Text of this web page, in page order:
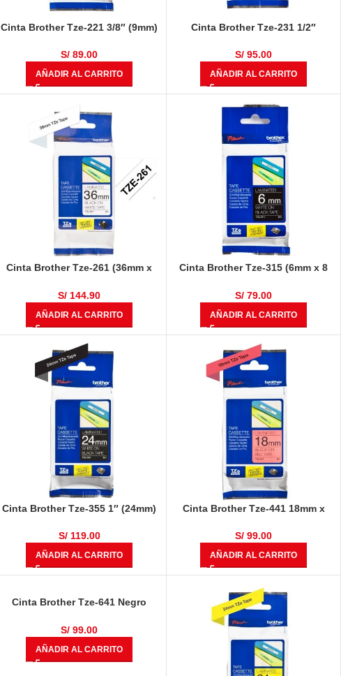
Cinta Brother Tze-221 3/8″ (9mm)
S/ 89.00
AÑADIR AL CARRITO
Cinta Brother Tze-231 1/2″
S/ 95.00
AÑADIR AL CARRITO
Cinta Brother Tze-261 (36mm x
S/ 144.90
AÑADIR AL CARRITO
Cinta Brother Tze-315 (6mm x 8
S/ 79.00
AÑADIR AL CARRITO
Cinta Brother Tze-355 1″ (24mm)
S/119.00
AÑADIR AL CARRITO
Cinta Brother Tze-441 18mm x
S/ 99.00
AÑADIR AL CARRITO
Cinta Brother Tze-641 Negro
S/ 99.00
AÑADIR AL CARRITO